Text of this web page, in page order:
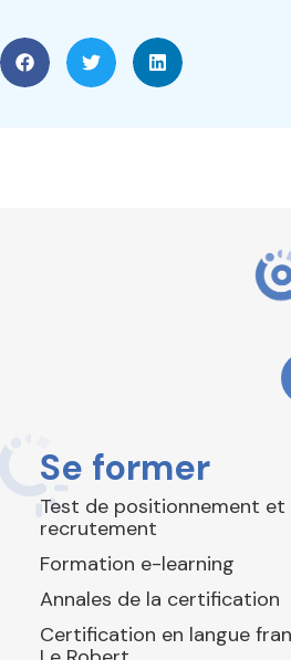
Se former
Test de positionnement et
recrutement
Formation e-learning
Annales de la certification
Certification en langue